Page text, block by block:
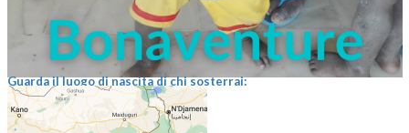
Guarda il luogo di nascita di chi sosterrai: